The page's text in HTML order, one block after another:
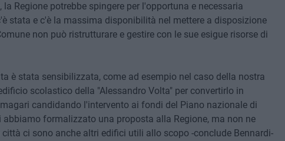
Regione potrebbe spingere per l'opportuna e necessaria
stata e c'è la massima disponibilità nel mettere a disposizione
non può ristrutturare e gestire con le sue esigue risorse di
è stata sensibilizzata, come ad esempio nel caso della nostra
scolastico della "Alessandro Volta" per convertirlo in
candidando l'intervento ai fondi del Piano nazionale di
abbiamo formalizzato una proposta alla Regione, ma non ne
ci sono anche altri edifici utili allo scopo -conclude Bennardi-